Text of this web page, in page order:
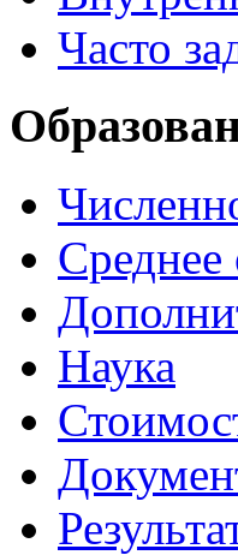
Часто
Среднее
Наука